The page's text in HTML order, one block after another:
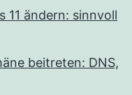
11 ändern: sinnvoll
beitreten: DNS,